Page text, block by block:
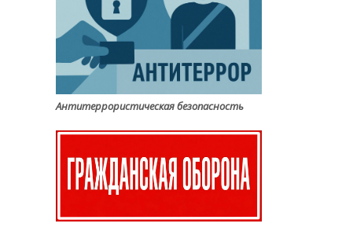
Антитеррористическая безопасность